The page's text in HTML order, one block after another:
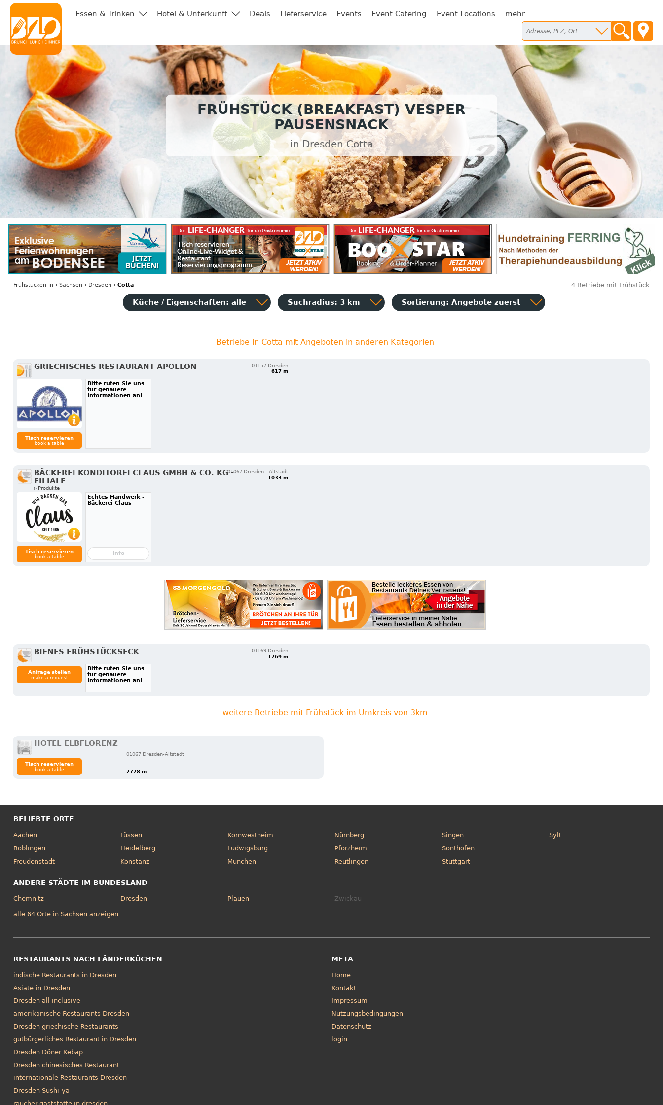
Essen & Trinken Hotel & Unterkunft Deals Lieferservice Events Event-Catering Event-Locations mehr
FRÜHSTÜCK (BREAKFAST) VESPER
PAUSENSNACK
in Dresden Cotta
Frühstücken in › Sachsen › Dresden › Cotta 4 Betriebe mit Frühstück
Küche / Eigenschaften: alle Suchradius: 3 km Sortierung: Angebote zuerst
Betriebe in Cotta mit Angeboten in anderen Kategorien
GRIECHISCHES RESTAURANT APOLLON
01157 Dresden
617 m
Tisch reservieren
book a table
Bitte rufen Sie uns
für genauere
Informationen an!
BÄCKEREI KONDITOREI CLAUS GMBH & CO. KG -
FILIALE
▹ Produkte
01067 Dresden - Altstadt
1033 m
Tisch reservieren
book a table
Echtes Handwerk -
Bäckerei Claus
Info
BIENES FRÜHSTÜCKSECK
01169 Dresden
1769 m
Anfrage stellen
make a request
Bitte rufen Sie uns
für genauere
Informationen an!
weitere Betriebe mit Frühstück im Umkreis von 3km
HOTEL ELBFLORENZ
01067 Dresden-Altstadt
2778 m
Tisch reservieren
book a table
BELIEBTE ORTE
Aachen
Böblingen
Freudenstadt
Füssen
Heidelberg
Konstanz
Kornwestheim
Ludwigsburg
München
Nürnberg
Pforzheim
Reutlingen
Singen
Sonthofen
Stuttgart
Sylt
ANDERE STÄDTE IM BUNDESLAND
Chemnitz Dresden Plauen Zwickau
alle 64 Orte in Sachsen anzeigen
RESTAURANTS NACH LÄNDERKÜCHEN
indische Restaurants in Dresden
Asiate in Dresden
Dresden all inclusive
amerikanische Restaurants Dresden
Dresden griechische Restaurants
gutbürgerliches Restaurant in Dresden
Dresden Döner Kebap
Dresden chinesisches Restaurant
internationale Restaurants Dresden
Dresden Sushi-ya
raucher-gaststätte in dresden
META
Home
Kontakt
Impressum
Nutzungsbedingungen
Datenschutz
login